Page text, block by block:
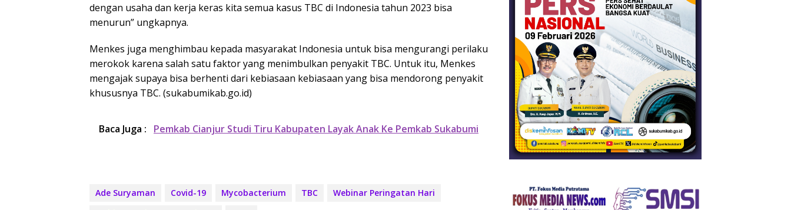
dengan usaha dan kerja keras kita semua kasus TBC di Indonesia tahun 2023 bisa
menurun” ungkapnya.
Menkes juga menghimbau kepada masyarakat Indonesia untuk bisa mengurangi perilaku
merokok karena salah satu faktor yang menimbulkan penyakit TBC. Untuk itu, Menkes
mengajak supaya bisa berhenti dari kebiasaan kebiasaan yang bisa mendorong penyakit
khususnya TBC. (sukabumikab.go.id)
Baca Juga : Pemkab Cianjur Studi Tiru Kabupaten Layak Anak Ke Pemkab Sukabumi
Ade Suryaman Covid-19 Mycobacterium TBC
Webinar Peringatan Hari